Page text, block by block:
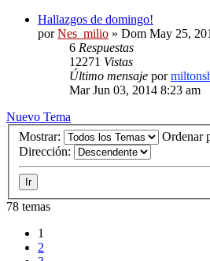
Hallazgos de domingo!
porNes_milio » Dom May 25,
6 Respuestas
12271 Vistas
Último mensaje por
Mar Jun 03, 2014 8:23 am
Nuevo Tema
Mostrar:
Ordenar
Dirección:
78 temas
1
2